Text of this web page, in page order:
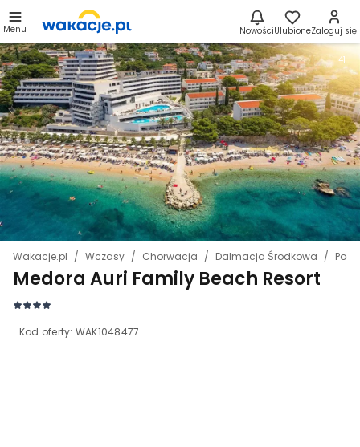
Menu NowościUlubioneZaloguj się
Wakacje.pl Wczasy Chorwacja Dalmacja Środkowa
Medora Auri Family Beach Resort
Kod oferty: WAK1048477
41